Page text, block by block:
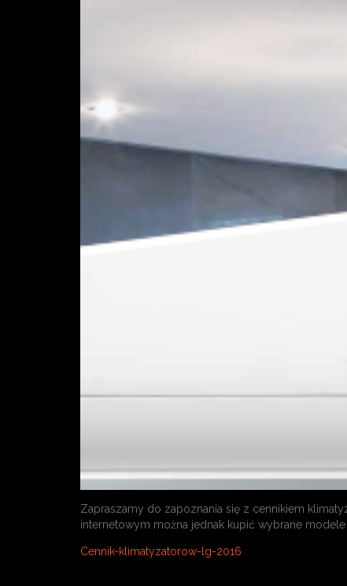
Zapraszamy do zapoznania się z cennikiem
internetowym można jednak kupić wybrane
Cennik-klimatyzatorow-lg-2016